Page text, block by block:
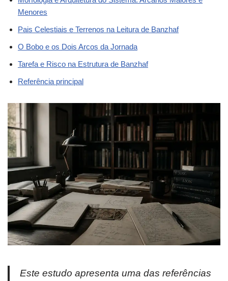
Menores
Pais Celestiais e Terrenos na Leitura de Banzhaf
O Bobo e os Dois Arcos da Jornada
Tarefa e Risco na Estrutura de Banzhaf
Referência principal
Este estudo apresenta uma das referências